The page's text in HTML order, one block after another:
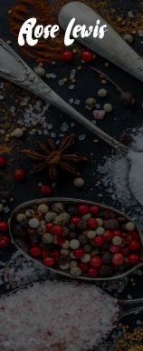
Skip
content